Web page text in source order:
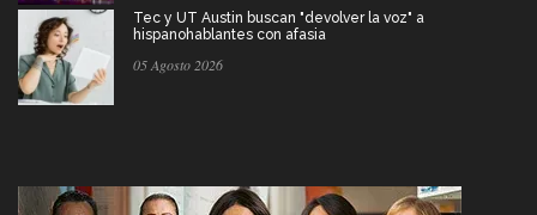
Tec y UT Austin buscan "devolver la voz" a
hispanohablantes con afasia
05 Agosto 2026